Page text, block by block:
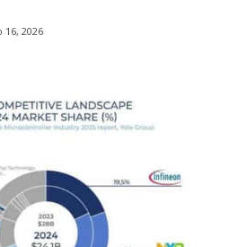
16, 2026